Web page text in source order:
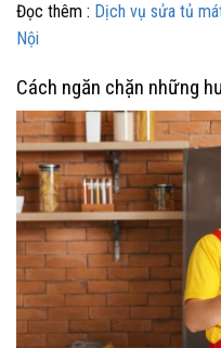
Đọc thêm : Dịch vụ sửa tủ
Nội
Cách ngăn chặn những